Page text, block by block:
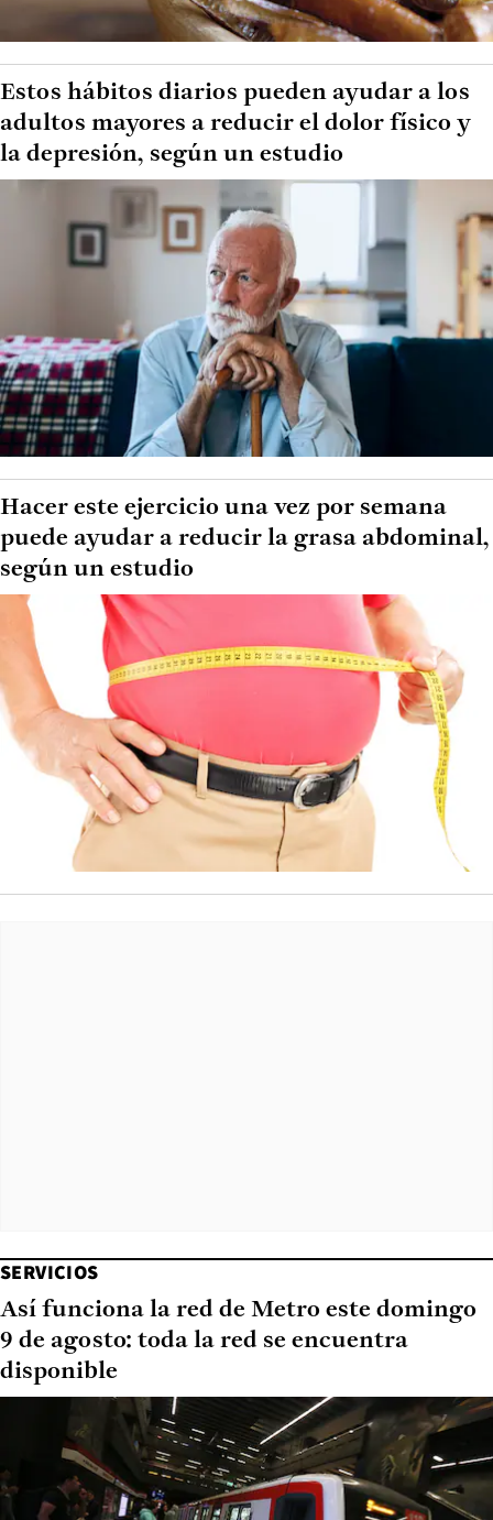
Estos hábitos diarios pueden ayudar a los
adultos mayores a reducir el dolor físico y
la depresión, según un estudio
Hacer este ejercicio una vez por semana
puede ayudar a reducir la grasa abdominal,
según un estudio
SERVICIOS
Así funciona la red de Metro este domingo
9 de agosto: toda la red se encuentra
disponible